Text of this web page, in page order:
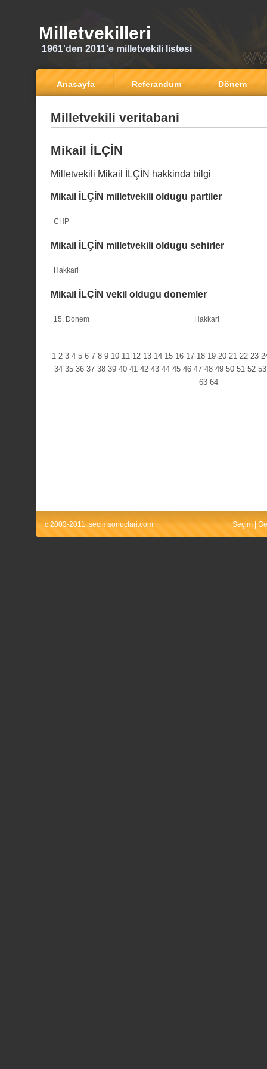
Milletvekilleri
1961'den 2011'e milletvekili listesi
Anasayfa Referandum Dönem
Milletvekili veritabani
Mikail İLÇİN
Milletvekili Mikail İLÇİN hakkinda bilgi
Mikail İLÇİN milletvekili oldugu partiler
CHP
Mikail İLÇİN milletvekili oldugu sehirler
Hakkari
Mikail İLÇİN vekil oldugu donemler
15. Donem Hakkari
1 2 3 4 5 6 7 8 9 10 11 12 13 14 15 16 17 18 19 20 21 22 23
34 35 36 37 38 39 40 41 42 43 44 45 46 47 48 49 50 51 52 53
63 64
c 2003-2011. secimsonuclari.com Seçim